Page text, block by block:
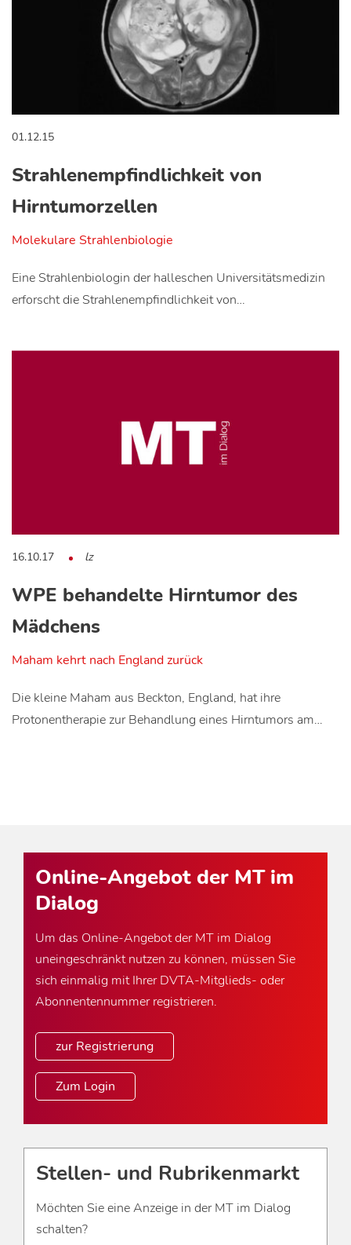
01.12.15
Strahlenempfindlichkeit von
Hirntumorzellen
Molekulare Strahlenbiologie
Eine Strahlenbiologin der halleschen Universitätsmedizin
erforscht die Strahlenempfindlichkeit von…
16.10.17 lz
WPE behandelte Hirntumor des
Mädchens
Maham kehrt nach England zurück
Die kleine Maham aus Beckton, England, hat ihre
Protonentherapie zur Behandlung eines Hirntumors am…
Online-Angebot der MT im
Dialog
Um das Online-Angebot der MT im Dialog
uneingeschränkt nutzen zu können, müssen Sie
sich einmalig mit Ihrer DVTA-Mitglieds- oder
Abonnentennummer registrieren.
zur Registrierung
Zum Login
Stellen- und Rubrikenmarkt
Möchten Sie eine Anzeige in der MT im Dialog
schalten?